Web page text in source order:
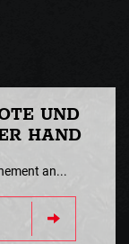
UND
HAND
an...